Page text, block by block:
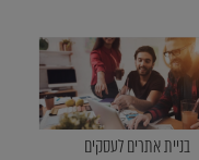
בניית אתרים לעסקים